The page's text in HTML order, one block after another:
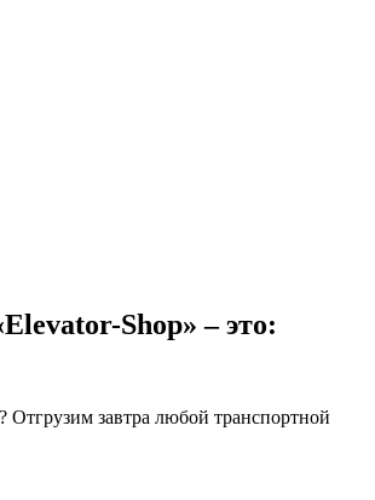
Shop» – это:
Отгрузим завтра любой транспортной